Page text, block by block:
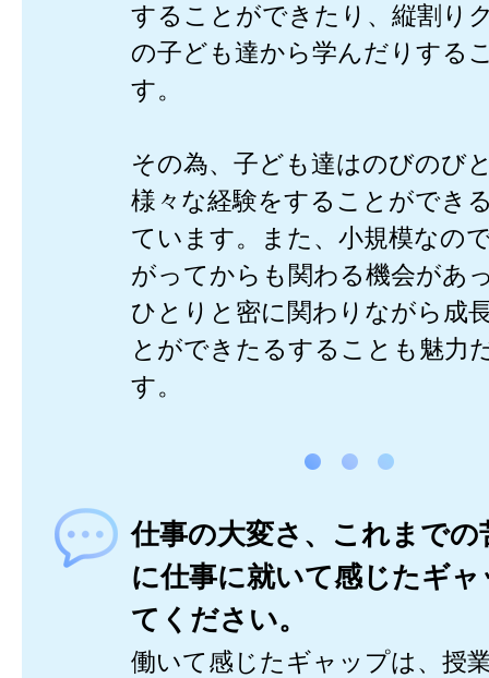
することができたり、縦割り
の子ども達から学んだりする
す。
その為、子ども達はのびのび
様々な経験をすることができ
ています。また、小規模なの
がってからも関わる機会があ
ひとりと密に関わりながら成
とができたるすることも魅力
す。
仕事の大変さ、これまでの
に仕事に就いて感じたギ
てください。
働いて感じたギャップは、授